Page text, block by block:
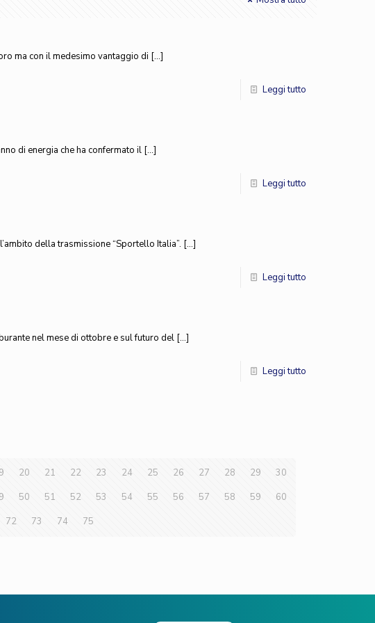
ma con il medesimo vantaggio di […]
Leggi tutto
di energia che ha confermato il […]
Leggi tutto
della trasmissione “Sportello Italia”. […]
Leggi tutto
nel mese di ottobre e sul futuro del […]
Leggi tutto
20 21 22 23 24 25 26 27 28 29
30
50 51 52 53 54 55 56 57 58 59
60
72 73 74 75